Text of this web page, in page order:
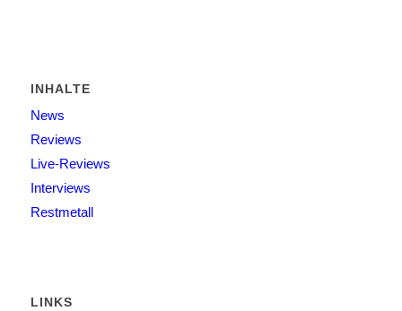
INHALTE
News
Reviews
Live-Reviews
Interviews
Restmetall
LINKS